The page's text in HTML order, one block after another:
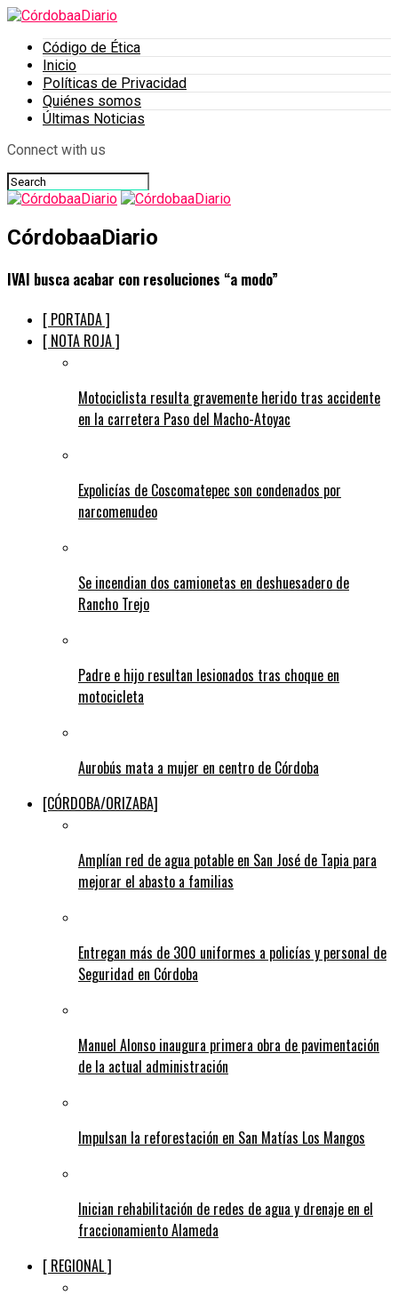
Código de Ética
Inicio
Políticas de Privacidad
Quiénes somos
Últimas Noticias
Connect with us
CórdobaaDiario
IVAI busca acabar con resoluciones “a modo”
[ PORTADA ]
[ NOTA ROJA ]
Motociclista resulta gravemente herido tras accidente
en la carretera Paso del Macho-Atoyac
Expolicías de Coscomatepec son condenados por
narcomenudeo
Se incendian dos camionetas en deshuesadero de
Rancho Trejo
Padre e hijo resultan lesionados tras choque en
motocicleta
Aurobús mata a mujer en centro de Córdoba
[CÓRDOBA/ORIZABA]
Amplían red de agua potable en San José de Tapia para
mejorar el abasto a familias
Entregan más de 300 uniformes a policías y personal de
Seguridad en Córdoba
Manuel Alonso inaugura primera obra de pavimentación
de la actual administración
Impulsan la reforestación en San Matías Los Mangos
Inician rehabilitación de redes de agua y drenaje en el
fraccionamiento Alameda
[ REGIONAL ]